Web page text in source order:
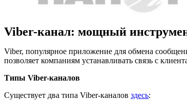
Viber-канал: мощный
Viber, популярное приложение для обмена
позволяет компаниям устанавливать связь с
Типы Viber-каналов
Существует два типа Viber-каналов здесь: